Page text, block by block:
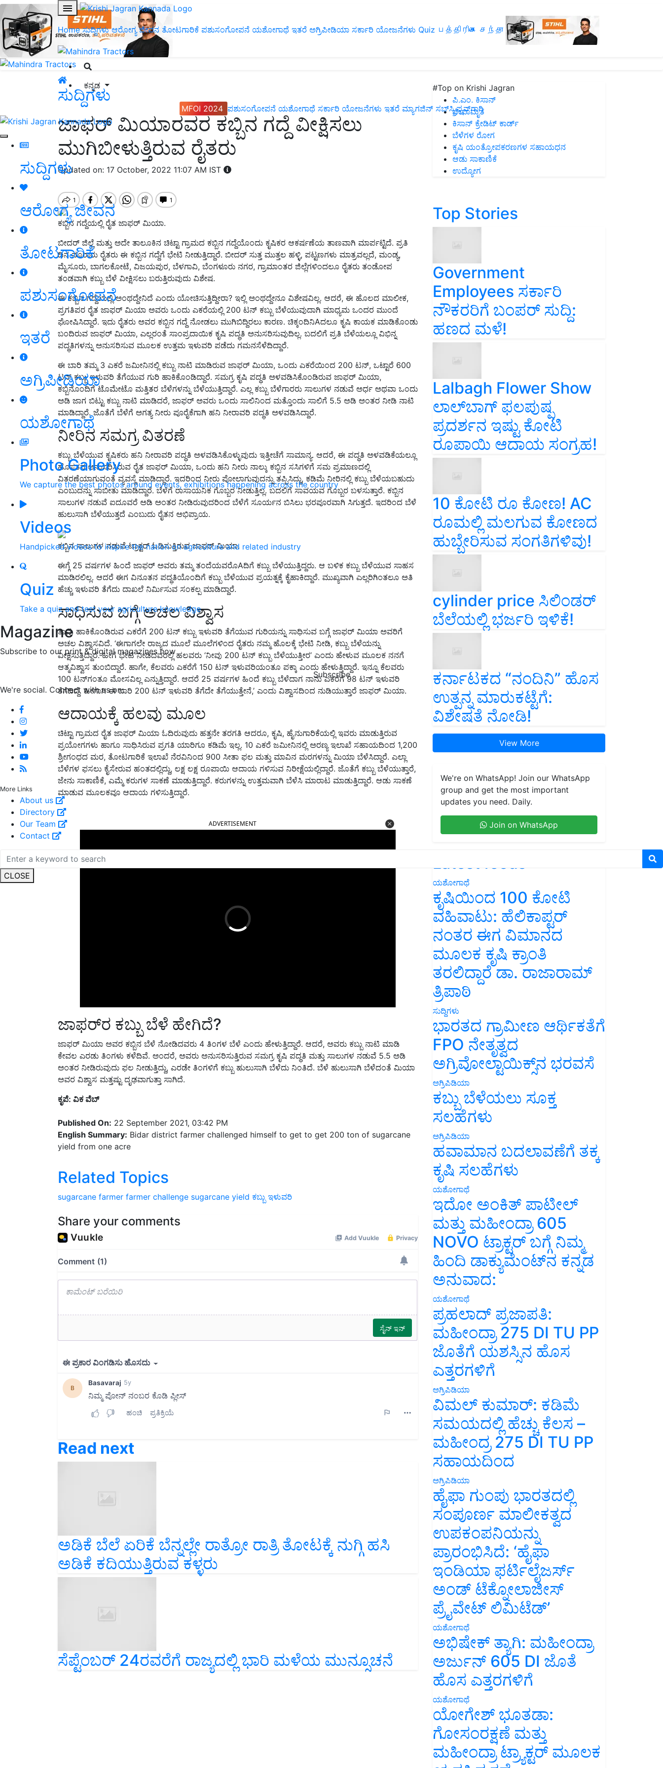
Home ಸುದ್ದಿಗಳು ಆರೋಗ್ಯ ಜೀವನ ತೋಟಗಾರಿಕೆ ಪಶುಸಂಗೋಪನೆ ಯಶೋಗಾಥೆ ಇತರೆ ಅಗ್ರಿಪೀಡಿಯಾ ಸರ್ಕಾರಿ ಯೋಜನೆಗಳು Quiz பத்திரிகை சந்தா
ಕನ್ನಡ
MFOI 2024 ಪಶುಸಂಗೋಪನೆ ಯಶೋಗಾಥೆ ಸರ್ಕಾರಿ ಯೋಜನೆಗಳು ಇತರೆ ಮ್ಯಾಗಜಿನ್‌ ಸಬ್‌ಸ್ಕ್ರಿಪ್ಷನ್‌ಗಾಗಿ
ಸುದ್ದಿಗಳು
ಆರೋಗ್ಯ ಜೀವನ
ತೋಟಗಾರಿಕೆ
ಪಶುಸಂಗೋಪನೆ
ಇತರೆ
ಅಗ್ರಿಪೀಡಿಯಾ
ಯಶೋಗಾಥೆ
Photo Gallery
We capture the best photos around events, exhibitions happening across the country
Videos
Handpicked videos to inspire the nation on agriculture and related industry
Quiz
Take a quiz and test your agriculture knowledge
Magazine
Subscribe to our print & digital magazines now
Subscribe
We're social. Connect with us on:
More Links
About us
Directory
Our Team
Contact
CLOSE
ಸುದ್ದಿಗಳು
ಜಾಫರ್ ಮಿಯಾರವರ ಕಬ್ಬಿನ ಗದ್ದೆ ವೀಕ್ಷಿಸಲು
ಮುಗಿಬೀಳುತ್ತಿರುವ ರೈತರು
Updated on: 17 October, 2022 11:07 AM IST
ಕಬ್ಬಿನ ಗದ್ದೆಯಲ್ಲಿ ರೈತ ಜಾಫರ್ ಮಿಯಾ.
ಬೀದರ್ ಜಿಲ್ಲೆ ಮತ್ತು ಅದೇ ತಾಲೂಕಿನ ಚಿಟ್ಟಾ ಗ್ರಾಮದ ಕಬ್ಬಿನ ಗದ್ದೆಯೊಂದು ಕೃಷಿಕರ ಆಕರ್ಷಣೆಯ ತಾಣವಾಗಿ ಮಾರ್ಪಟ್ಟಿದೆ. ಪ್ರತಿ
ದಿನ ನೂರಾರು ರೈತರು ಈ ಕಬ್ಬಿನ ಗದ್ದೆಗೆ ಭೇಟಿ ನೀಡುತ್ತಿದ್ದಾರೆ. ಬೀದರ್ ಸುತ್ತ ಮುತ್ತಲ ಹಳ್ಳಿ, ಪಟ್ಟಣಗಳು ಮಾತ್ರವಲ್ಲದೆ, ಮಂಡ್ಯ,
ಮೈಸೂರು, ಬಾಗಲಕೋಟೆ, ವಿಜಯಪುರ, ಬೆಳಗಾವಿ, ಬೆಂಗಳೂರು ನಗರ, ಗ್ರಾಮಾಂತರ ಜಿಲ್ಲೆಗಳಿಂದಲೂ ರೈತರು ತಂಡೋಪ
ತಂಡವಾಗಿ ಕಬ್ಬು ಬೆಳೆ ವೀಕ್ಷಿಸಲು ಬರುತ್ತಿರುವುದು ವಿಶೇಷ.
ಈ ಕಬ್ಬಿನ ಗದ್ದೆಯಲ್ಲಿ ಅಂಥದ್ದೇನಿದೆ ಎಂದು ಯೋಚಿಸುತ್ತಿದ್ದೀರಾ? ಇಲ್ಲಿ ಅಂಥದ್ದೇನೂ ವಿಶೇಷವಿಲ್ಲ. ಆದರೆ, ಈ ಹೊಲದ ಮಾಲೀಕ,
ಪ್ರಗತಿಪರ ರೈತ ಜಾಫರ್ ಮಿಯಾ ಅವರು ಒಂದು ಎಕರೆಯಲ್ಲಿ 200 ಟನ್ ಕಬ್ಬು ಬೆಳೆಯುವುದಾಗಿ ಮಾಧ್ಯಮ ಒಂದರ ಮುಂದೆ
ಘೋಷಿಸಿದ್ದಾರೆ. ಇದು ರೈತರು ಅವರ ಕಬ್ಬಿನ ಗದ್ದೆ ನೋಡಲು ಮುಗಿಬಿದ್ದಿರಲು ಕಾರಣ. ಚಿಕ್ಕಂದಿನಿAದಲೂ ಕೃಷಿ ಕಾಯಕ ಮಾಡಿಕೊಂಡು
ಬಂದಿರುವ ಜಾಫರ್ ಮಿಯಾ, ಎಲ್ಲರಂತೆ ಸಾಂಪ್ರದಾಯಿಕ ಕೃಷಿ ಪದ್ಧತಿ ಅನುಸರಿಸುವುದಿಲ್ಲ. ಬದಲಿಗೆ ಪ್ರತಿ ಬೆಳೆಯಲ್ಲೂ ವಿಭಿನ್ನ
ಪದ್ಧತಿಗಳನ್ನು ಅನುಸರಿಸುವ ಮೂಲಕ ಉತ್ತಮ ಇಳುವರಿ ಪಡೆದು ಗಮನಸೆಳೆದಿದ್ದಾರೆ.
ಈ ಬಾರಿ ತಮ್ಮ 3 ಎಕರೆ ಜಮೀನಿನಲ್ಲಿ ಕಬ್ಬು ನಾಟಿ ಮಾಡಿರುವ ಜಾಫರ್ ಮಿಯಾ, ಒಂದು ಎಕರೆಯಿಂದ 200 ಟನ್, ಒಟ್ಟಾರೆ 600
ಟನ್ ಕಬ್ಬು ಇಳುವರಿ ತೆಗೆಯುವ ಗುರಿ ಹಾಕಿಕೊಂಡಿದ್ದಾರೆ. ಸಮಗ್ರ ಕೃಷಿ ಪದ್ಧತಿ ಅಳವಡಿಸಿಕೊಂಡಿರುವ ಜಾಫರ್ ಮಿಯಾ,
ಕಬ್ಬಿನೊಂದಿಗೆ ಟೊಮೇಟೊ ಮತ್ತಿತರ ಬೆಳೆಗಳನ್ನು ಬೆಳೆಯುತ್ತಿದ್ದಾರೆ. ಎಲ್ಲ ಕಬ್ಬು ಬೆಳೆಗಾರರು ಸಾಲುಗಳ ನಡುವೆ ಅರ್ಧ ಅಥವಾ ಒಂದು
ಅಡಿ ಜಾಗ ಬಿಟ್ಟು ಕಬ್ಬು ನಾಟಿ ಮಾಡಿದರೆ, ಜಾಫರ್ ಅವರು ಒಂದು ಸಾಲಿನಿಂದ ಮತ್ತೊಂದು ಸಾಲಿಗೆ 5.5 ಅಡಿ ಅಂತರ ನೀಡಿ ನಾಟಿ
ಮಾಡಿದ್ದಾರೆ. ಜೊತೆಗೆ ಬೆಳೆಗೆ ಅಗತ್ಯ ನೀರು ಪೂರೈಕೆಗಾಗಿ ಹನಿ ನೀರಾವರಿ ಪದ್ಧತಿ ಅಳವಡಿಸಿದ್ದಾರೆ.
ನೀರಿನ ಸಮಗ್ರ ವಿತರಣೆ
ಕಬ್ಬು ಬೆಳೆಯುವ ಕೃಷಿಕರು ಹನಿ ನೀರಾವರಿ ಪದ್ಧತಿ ಅಳವಡಿಸಿಕೊಳ್ಳುವುದು ಇತ್ತೀಚೆಗೆ ಸಾಮಾನ್ಯ. ಆದರೆ, ಈ ಪದ್ಧತಿ ಅಳವಡಿಕೆಯಲ್ಲೂ
ಹೊಸತನ ಅನುಸರಿಸಿರುವ ರೈತ ಜಾಫರ್ ಮಿಯಾ, ಒಂದು ಹನಿ ನೀರು ನಾಲ್ಕು ಕಬ್ಬಿನ ಸಸಿಗಳಿಗೆ ಸಮ ಪ್ರಮಾಣದಲ್ಲಿ
ವಿತರಣೆಯಾಗುವಂತೆ ವ್ಯವಸ್ಥೆ ಮಾಡಿದ್ದಾರೆ. ಇದರಿಂದ ನೀರು ಪೋಲಾಗುವುದನ್ನು ತಪ್ಪಿಸಿದ್ದು, ಕಡಿಮೆ ನೀರಿನಲ್ಲಿ ಕಬ್ಬು ಬೆಳೆಯಬಹುದು
ಎಂಬುದನ್ನು ಸಾಬೀತು ಮಾಡಿದ್ದಾರೆ. ಬೆಳೆಗೆ ರಾಸಾಯನಿಕ ಗೊಬ್ಬರ ನೀಡುತ್ತಿಲ್ಲ. ಬದಲಿಗೆ ಸಾವಯವ ಗೊಬ್ಬರ ಬಳಸುತ್ತಾರೆ. ಕಬ್ಬಿನ
ಸಾಲುಗಳ ನಡುವೆ ಐದೂವರೆ ಅಡಿ ಅಂತರ ನೀಡಿರುವುದರಿಂದ ಬೆಳೆಗೆ ಸೂರ್ಯನ ಬಿಸಿಲು ಭರಪೂರವಾಗಿ ಸಿಗುತ್ತದೆ. ಇದರಿಂದ ಬೆಳೆ
ಹುಲುಸಾಗಿ ಬೆಳೆಯುತ್ತದೆ ಎಂಬುದು ರೈತನ ಅಭಿಪ್ರಾಯ.
ಕಬ್ಬಿನ ಸಾಲುಗಳ ನಡುವೆ ಟ್ರಾಕ್ಟರ್ ಓಡಿಸುತ್ತಿರುವ ಜಾಫರ್ ಮಿಯಾ.
ಈಗ್ಗೆ 25 ವರ್ಷಗಳ ಹಿಂದೆ ಜಾಫರ್ ಅವರು ತಮ್ಮ ತಂದೆಯವರೊAದಿಗೆ ಕಬ್ಬು ಬೆಳೆಯುತ್ತಿದ್ದರು. ಆ ಬಳಿಕ ಕಬ್ಬು ಬೆಳೆಯುವ ಸಾಹಸ
ಮಾಡಿರಲಿಲ್ಲ. ಆದರೆ ಈಗ ವಿನೂತನ ಪದ್ಧತಿಯೊಂದಿಗೆ ಕಬ್ಬು ಬೆಳೆಯುವ ಪ್ರಯತ್ನಕ್ಕೆ ಕೈಹಾಕಿದ್ದಾರೆ. ಮುಖ್ಯವಾಗಿ ಎಲ್ಲರಿಗಿಂತಲೂ ಅತಿ
ಹೆಚ್ಚು ಇಳುವರಿ ತೆಗೆದು ದಾಖಲೆ ನಿರ್ಮಿಸುವ ಸಂಕಲ್ಪ ಮಾಡಿದ್ದಾರೆ.
ಸಾಧಿಸುವ ಬಗ್ಗೆ ಅಚಲ ವಿಶ್ವಾಸ
ತಾವು ಹಾಕಿಕೊಂಡಿರುವ ಎಕರೆಗೆ 200 ಟನ್ ಕಬ್ಬು ಇಳುವರಿ ತೆಗೆಯುವ ಗುರಿಯನ್ನು ಸಾಧಿಸುವ ಬಗ್ಗೆ ಜಾಫರ್ ಮಿಯಾ ಅವರಿಗೆ
ಅಚಲ ವಿಶ್ವಾಸವಿದೆ. ‘ಈಗಾಗಲೇ ರಾಜ್ಯದ ಮೂಲೆ ಮೂಲೆಗಳಿಂದ ರೈತರು ನಮ್ಮ ಹೊಲಕ್ಕೆ ಭೇಟಿ ನೀಡಿ, ಕಬ್ಬು ಬೆಳೆಯನ್ನು
ವೀಕ್ಷಿಸುತ್ತಿದ್ದಾರೆ. ಹೀಗೆ ಭೇಟಿ ನೀಡಿದವರಲ್ಲಿ ಹಲವರು ‘ನೀವು 200 ಟನ್ ಕಬ್ಬು ಬೆಳೆಯುತ್ತೀರ’ ಎಂದು ಹೇಳುವ ಮೂಲಕ ನನಗೆ
ಆತ್ಮವಿಶ್ವಾಸ ತುಂಬಿದ್ದಾರೆ. ಹಾಗೇ, ಕೆಲವರು ಎಕರೆಗೆ 150 ಟನ್ ಇಳುವರಿಯಂತೂ ಪಕ್ಕಾ ಎಂದು ಹೇಳುತ್ತಿದ್ದಾರೆ. ಇನ್ನೂ ಕೆಲವರು
100 ಟನ್‌ಗಂತೂ ಮೋಸವಿಲ್ಲ ಎನ್ನುತ್ತಿದ್ದಾರೆ. ಆದರೆ 25 ವರ್ಷಗಳ ಹಿಂದೆ ಕಬ್ಬು ಬೆಳೆದಾಗ ನಾನು ಎಕರೆಗೆ 98 ಟನ್ ಇಳುವರಿ
ತೆಗೆದಿದ್ದೆ. ಹೀಗಾಗಿ ಈ ಬಾರಿ 200 ಟನ್ ಇಳುವರಿ ತೆಗೆದೇ ತೆಗೆಯುತ್ತೇನೆ,’ ಎಂದು ವಿಶ್ವಾಸದಿಂದ ನುಡಿಯುತ್ತಾರೆ ಜಾಫರ್ ಮಿಯಾ.
ಆದಾಯಕ್ಕೆ ಹಲವು ಮೂಲ
ಚಿಟ್ಟಾ ಗ್ರಾಮದ ರೈತ ಜಾಫರ್ ಮಿಯಾ ಓದಿರುವುದು ಹತ್ತನೇ ತರಗತಿ ಆದರೂ, ಕೃಷಿ, ಹೈನುಗಾರಿಕೆಯಲ್ಲಿ ಇವರು ಮಾಡುತ್ತಿರುವ
ಪ್ರಯೋಗಗಳು ಹಾಗೂ ಸಾಧಿಸಿರುವ ಪ್ರಗತಿ ಯಾರಿಗೂ ಕಡಿಮೆ ಇಲ್ಲ. 10 ಎಕರೆ ಜಮೀನಿನಲ್ಲಿ ಅರಣ್ಯ ಇಲಾಖೆ ಸಹಾಯದಿಂದ 1,200
ಶ್ರೀಗಂಧದ ಮರ, ತೋಟಗಾರಿಕೆ ಇಲಾಖೆ ನೆರವಿನಿಂದ 900 ಸೀತಾ ಫಲ ಮತ್ತು ಮಾವಿನ ಮರಗಳನ್ನು ಮಿಯಾ ಬೆಳೆಸಿದ್ದಾರೆ. ಎಲ್ಲಾ
ಬೆಳೆಗಳ ಫಸಲು ಕೈಸೇರುವ ಹಂತದಲ್ಲಿದ್ದು, ಲಕ್ಷ ಲಕ್ಷ ರೂಪಾಯಿ ಆದಾಯ ಗಳಿಸುವ ನಿರೀಕ್ಷೆಯಲ್ಲಿದ್ದಾರೆ. ಜೊತೆಗೆ ಕಬ್ಬು ಬೆಳೆಯುತ್ತಾರೆ,
ಜೇನು ಸಾಕಾಣಿಕೆ, ಎಮ್ಮೆ ಕರುಗಳ ಸಾಕಣೆ ಮಾಡುತ್ತಿದ್ದಾರೆ. ಕರುಗಳನ್ನು ಉತ್ತಮವಾಗಿ ಬೆಳೆಸಿ ಮಾರಾಟ ಮಾಡುತ್ತಿದ್ದಾರೆ. ಆಡು ಸಾಕಣೆ
ಮಾಡುವ ಮೂಲಕವೂ ಆದಾಯ ಗಳಿಸುತ್ತಿದ್ದಾರೆ.
ಜಾಫರ್‌ರ ಕಬ್ಬು ಬೆಳೆ ಹೇಗಿದೆ?
ಜಾಫರ್ ಮಿಯಾ ಅವರ ಕಬ್ಬಿನ ಬೆಳೆ ನೋಡಿದವರು 4 ತಿಂಗಳ ಬೆಳೆ ಎಂದು ಹೇಳುತ್ತಿದ್ದಾರೆ. ಆದರೆ, ಅವರು ಕಬ್ಬು ನಾಟಿ ಮಾಡಿ
ಕೇವಲ ಎರಡು ತಿಂಗಳು ಕಳೆದಿವೆ. ಅಂದರೆ, ಅವರು ಅನುಸರಿಸುತ್ತಿರುವ ಸಮಗ್ರ ಕೃಷಿ ಪದ್ಧತಿ ಮತ್ತು ಸಾಲುಗಳ ನಡುವೆ 5.5 ಅಡಿ
ಅಂತರ ನೀಡಿರುವುದು ಫಲ ನೀಡುತ್ತಿದ್ದು, ಎರಡೇ ತಿಂಗಳಿಗೆ ಕಬ್ಬು ಹುಲುಸಾಗಿ ಬೆಳೆದು ನಿಂತಿದೆ. ಬೆಳೆ ಹುಲುಸಾಗಿ ಬೆಳೆದಂತೆ ಮಿಯಾ
ಅವರ ವಿಶ್ವಾಸ ಮತ್ತಷ್ಟು ದೃಢವಾಗುತ್ತಾ ಸಾಗಿದೆ.
ಕೃಪೆ: ವಿಕ ವೆಬ್
English Summary:Bidar district farmer challenged himself to get to get 200 ton of sugarcane
yield from one acre
sugarcane farmer farmer challenge
ಅಡಿಕೆ ಬೆಲೆ ಏರಿಕೆ ಬೆನ್ನಲ್ಲೇ ರಾತ್ರೋ ರಾತ್ರಿ ತೋಟಕ್ಕೆ ನುಗ್ಗಿ ಹಸಿ
ಅಡಿಕೆ ಕದಿಯುತ್ತಿರುವ ಕಳ್ಳರು
ಸೆಪ್ಟೆಂಬರ್ 24ರವರೆಗೆ ರಾಜ್ಯದಲ್ಲಿ ಭಾರಿ ಮಳೆಯ ಮುನ್ಸೂಚನೆ
#Top on Krishi Jagran
ಪಿ.ಎಂ. ಕಿಸಾನ್
ಜೀವಾಮೃತ
ಕಿಸಾನ್ ಕ್ರೇಡಿಟ್ ಕಾರ್ಡ್
ಬೆಳೆಗಳ ರೋಗ
ಕೃಷಿ ಯಂತ್ರೋಪಕರಣಗಳ ಸಹಾಯಧನ
ಆಡು ಸಾಕಾಣಿಕೆ
ಉದ್ಯೋಗ
Top Stories
Government
Employees ಸರ್ಕಾರಿ
ನೌಕರರಿಗೆ ಬಂಪರ್‌ ಸುದ್ದಿ:
ಹಣದ ಮಳೆ!
Lalbagh Flower Show
ಲಾಲ್‌ಬಾಗ್ ಫಲಪುಷ್ಪ
ಪ್ರದರ್ಶನ ಇಷ್ಟು ಕೋಟಿ
ರೂಪಾಯಿ ಆದಾಯ ಸಂಗ್ರಹ!
10 ಕೋಟಿ ರೂ ಕೋಣ! AC
ರೂಮಲ್ಲಿ ಮಲಗುವ ಕೋಣದ
ಹುಬ್ಬೇರಿಸುವ ಸಂಗತಿಗಳಿವು!
cylinder price ಸಿಲಿಂಡರ್‌
ಬೆಲೆಯಲ್ಲಿ ಭರ್ಜರಿ ಇಳಿಕೆ!
ಕರ್ನಾಟಕದ “ನಂದಿನಿ” ಹೊಸ
ಉತ್ಪನ್ನ ಮಾರುಕಟ್ಟೆಗೆ:
ವಿಶೇಷತೆ ನೋಡಿ!
View More
We're on WhatsApp! Join our WhatsApp
group and get the most important
updates you need. Daily.
Join on WhatsApp
Latest feeds
ಯಶೋಗಾಥೆ
ಕೃಷಿಯಿಂದ 100 ಕೋಟಿ
ವಹಿವಾಟು: ಹೆಲಿಕಾಪ್ಟರ್
ನಂತರ ಈಗ ವಿಮಾನದ
ಮೂಲಕ ಕೃಷಿ ಕ್ರಾಂತಿ
ತರಲಿದ್ದಾರೆ ಡಾ. ರಾಜಾರಾಮ್
ತ್ರಿಪಾಠಿ
ಸುದ್ದಿಗಳು
ಭಾರತದ ಗ್ರಾಮೀಣ ಆರ್ಥಿಕತೆಗೆ
FPO ನೇತೃತ್ವದ
ಅಗ್ರಿವೋಲ್ಟಾಯಿಕ್ಸ್‌ನ ಭರವಸೆ
ಅಗ್ರಿಪಿಡಿಯಾ
ಕಬ್ಬು ಬೆಳೆಯಲು ಸೂಕ್ತ
ಸಲಹೆಗಳು
ಅಗ್ರಿಪಿಡಿಯಾ
ಹವಾಮಾನ ಬದಲಾವಣೆಗೆ ತಕ್ಕ
ಕೃಷಿ ಸಲಹೆಗಳು
ಯಶೋಗಾಥೆ
ಇದೋ ಅಂಕಿತ್ ಪಾಟೀಲ್
ಮತ್ತು ಮಹೀಂದ್ರಾ 605
NOVO ಟ್ರಾಕ್ಟರ್ ಬಗ್ಗೆ ನಿಮ್ಮ
ಹಿಂದಿ ಡಾಕ್ಯುಮೆಂಟ್‌ನ ಕನ್ನಡ
ಅನುವಾದ:
ಯಶೋಗಾಥೆ
ಪ್ರಹಲಾದ್ ಪ್ರಜಾಪತಿ:
ಮಹೀಂದ್ರಾ 275 DI TU PP
ಜೊತೆಗೆ ಯಶಸ್ಸಿನ ಹೊಸ
ಎತ್ತರಗಳಿಗೆ
ಅಗ್ರಿಪಿಡಿಯಾ
ವಿಮಲ್ ಕುಮಾರ್: ಕಡಿಮೆ
ಸಮಯದಲ್ಲಿ ಹೆಚ್ಚು ಕೆಲಸ –
ಮಹೀಂದ್ರ 275 DI TU PP
ಸಹಾಯದಿಂದ
ಅಗ್ರಿಪಿಡಿಯಾ
ಹೈಫಾ ಗುಂಪು ಭಾರತದಲ್ಲಿ
ಸಂಪೂರ್ಣ ಮಾಲೀಕತ್ವದ
ಉಪಕಂಪನಿಯನ್ನು
ಪ್ರಾರಂಭಿಸಿದೆ: ‘ಹೈಫಾ
ಇಂಡಿಯಾ ಫರ್ಟಿಲೈಜರ್ಸ್
ಅಂಡ್ ಟೆಕ್ನೋಲಾಜೀಸ್
ಪ್ರೈವೇಟ್ ಲಿಮಿಟೆಡ್’
ಯಶೋಗಾಥೆ
ಅಭಿಷೇಕ್ ತ್ಯಾಗಿ: ಮಹೀಂದ್ರಾ
ಅರ್ಜುನ್ 605 DI ಜೊತೆ
ಹೊಸ ಎತ್ತರಗಳಿಗೆ
ಯಶೋಗಾಥೆ
ಯೋಗೇಶ್ ಭೂತಡಾ:
ಗೋಸಂರಕ್ಷಣೆ ಮತ್ತು
ಮಹೀಂದ್ರಾ ಟ್ರ್ಯಾಕ್ಟರ್ ಮೂಲಕ